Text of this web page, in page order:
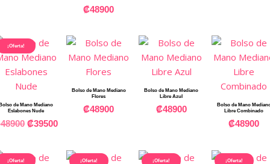
₡48900
¡Oferta!
de Mano Mediano
Eslabones Nude
48900 ₡39500
Bolso de Mano Mediano
Flores
₡48900
Bolso de Mano Mediano
Libre Azul
₡48900
Bolso de Mano
Libre Combinado
₡48900
¡Oferta! ¡Oferta! ¡Oferta! ¡Oferta!